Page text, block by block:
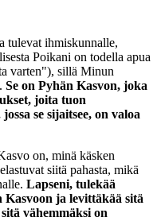
tulevat ihmiskunnalle,
Poikani on todella apua
varten"), sillä Minun
Se on Pyhän Kasvon, joka
joita tuon
se sijaitsee, on valoa
on, minä käsken
siitä pahasta, mikä
Lapseni, tulekää
ja levittäkää sitä
vähemmäksi on